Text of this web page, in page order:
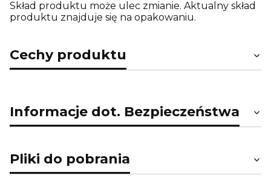
Skład produktu może ulec zmianie. Aktualny skład
produktu znajduje się na opakowaniu.
Cechy produktu
Informacje dot. Bezpieczeństwa
Pliki do pobrania